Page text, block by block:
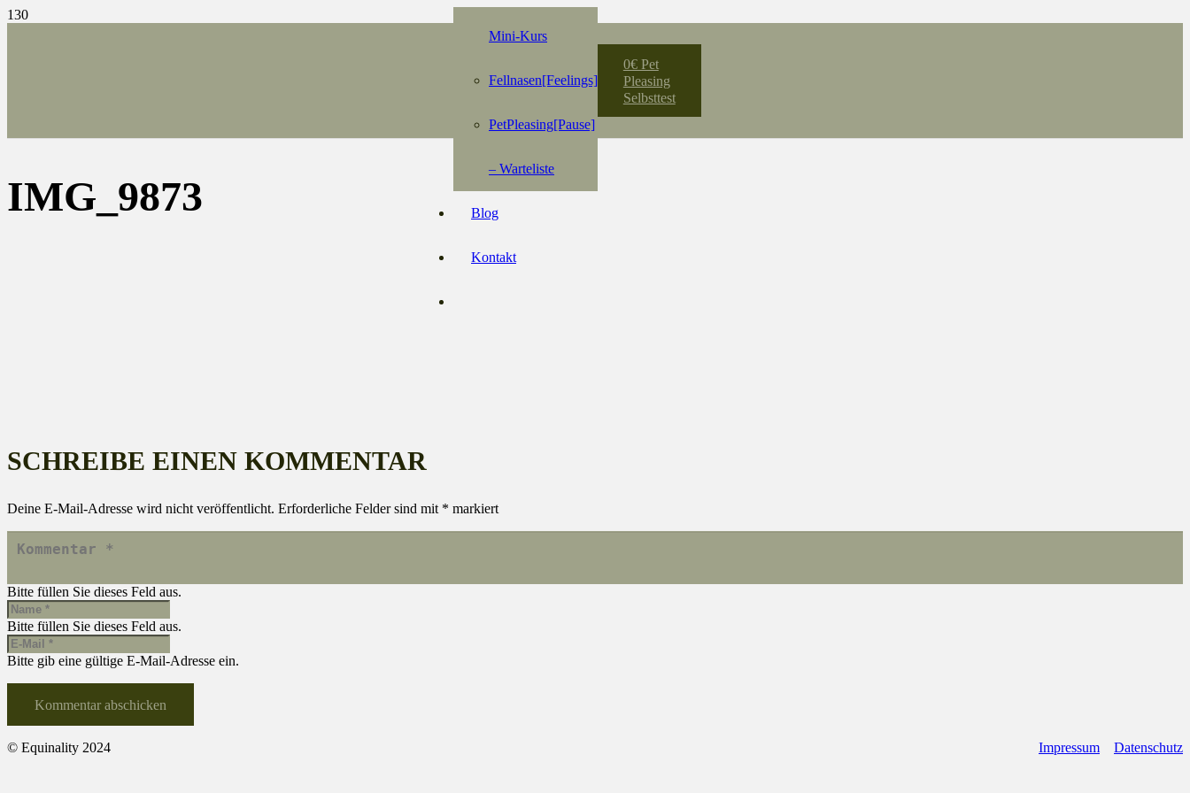
Mini-Kurs
Fellnasen[Feelings]
PetPleasing[Pause]
– Warteliste
Blog
Kontakt
0€ Pet
Pleasing
Selbsttest
IMG_9873
SCHREIBE EINEN KOMMENTAR
Deine E-Mail-Adresse wird nicht veröffentlicht. Erforderliche Felder sind mit * markiert
Bitte füllen Sie dieses Feld aus.
Bitte füllen Sie dieses Feld aus.
Bitte gib eine gültige E-Mail-Adresse ein.
Kommentar abschicken
© Equinality 2024 Impressum Datenschutz